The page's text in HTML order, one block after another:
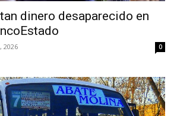
dinero desaparecido en
2026 0